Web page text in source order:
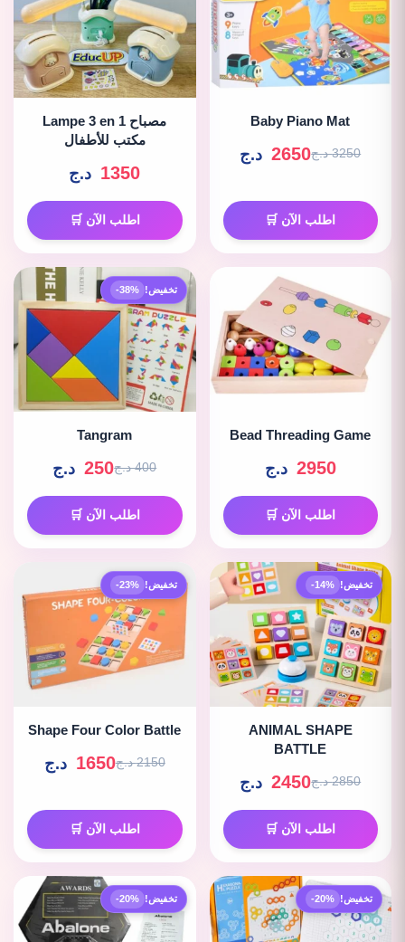
Baby Piano Mat
3250 د.ج 2650 د.ج
اطلب الآن 🛒
Lampe 3 en 1 مصباح
مكتب للأطفال
1350 د.ج
اطلب الآن 🛒
Bead Threading Game
2950 د.ج
اطلب الآن 🛒
تخفيض! -38%
Tangram
400 د.ج 250 د.ج
اطلب الآن 🛒
تخفيض! -14%
ANIMAL SHAPE
BATTLE
2850 د.ج 2450 د.ج
اطلب الآن 🛒
تخفيض! -23%
Shape Four Color Battle
2150 د.ج 1650 د.ج
اطلب الآن 🛒
تخفيض! -20% تخفيض! -20%